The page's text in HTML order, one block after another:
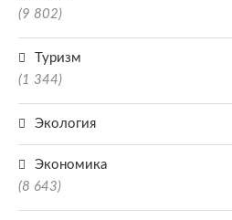
(9 802)
Туризм
(1 344)
Экология
Экономика
(8 643)